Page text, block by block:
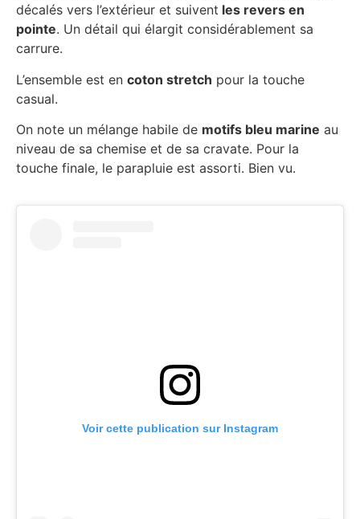
décalés vers l’extérieur et suivent les revers en
pointe. Un détail qui élargit considérablement sa
carrure.
L’ensemble est en coton stretch pour la touche
casual.
On note un mélange habile de motifs bleu marine au
niveau de sa chemise et de sa cravate. Pour la
touche finale, le parapluie est assorti. Bien vu.
Voir cette publication sur Instagram